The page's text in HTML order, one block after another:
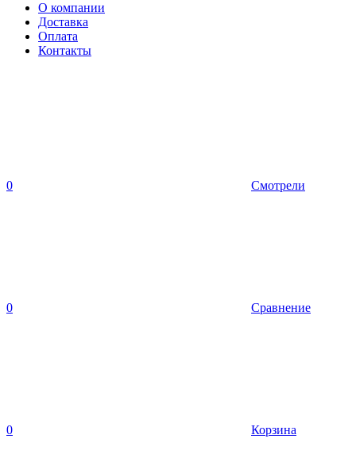
О компании
Доставка
Оплата
Контакты
0 Смотрели
0 Сравнение
0 Корзина